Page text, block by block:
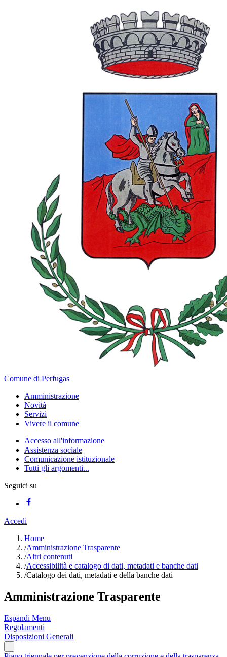
Comune di Perfugas
Amministrazione
Novità
Servizi
Vivere il comune
Accesso all'informazione
Assistenza sociale
Comunicazione istituzionale
Tutti gli argomenti...
Seguici su
Accedi
Home
/Amministrazione Trasparente
/Altri contenuti
/Accessibilità e catalogo di dati, metadati e banche dati
/Catalogo dei dati, metadati e della banche dati
Amministrazione Trasparente
Espandi Menu
Regolamenti
Disposizioni Generali